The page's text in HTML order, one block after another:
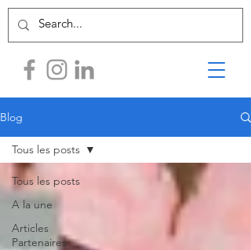
Blog
Tous les posts
A la une
Articles
Partenaires
Tous les posts